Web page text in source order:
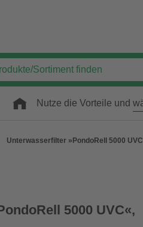
Nutze die Vorteile und
Unterwasserfilter »PondoRell 5000
5000 UVC«,